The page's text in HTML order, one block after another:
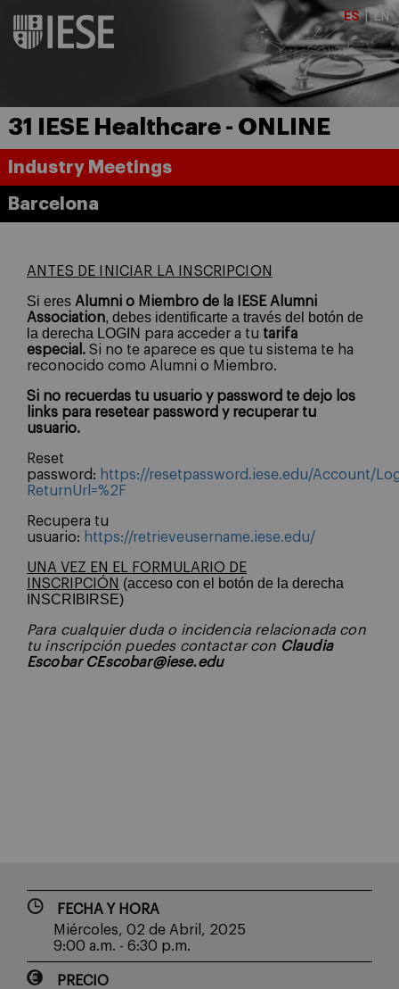
31 IESE Healthcare - ONLINE
Industry Meetings
Barcelona
ANTES DE INICIAR LA INSCRIPCION
Si eres Alumni o Miembro de la IESE Alumni
Association, debes identificarte a través del botón de
la derecha LOGIN para acceder a tu tarifa
especial. Si no te aparece es que tu sistema te ha
reconocido como Alumni o Miembro.
Si no recuerdas tu usuario y password te dejo los
links para resetear password y recuperar tu
usuario.
Reset
password: https://resetpassword.iese.edu/Account/
ReturnUrl=%2F
Recupera tu
usuario: https://retrieveusername.iese.edu/
UNA VEZ EN EL FORMULARIO DE
INSCRIPCIÓN (acceso con el botón de la derecha
INSCRIBIRSE)
Para cualquier duda o incidencia relacionada con
tu inscripción puedes contactar con Claudia
Escobar CEscobar@iese.edu
FECHA Y HORA
Miércoles, 02 de Abril, 2025
9:00 a.m. - 6:30 p.m.
PRECIO